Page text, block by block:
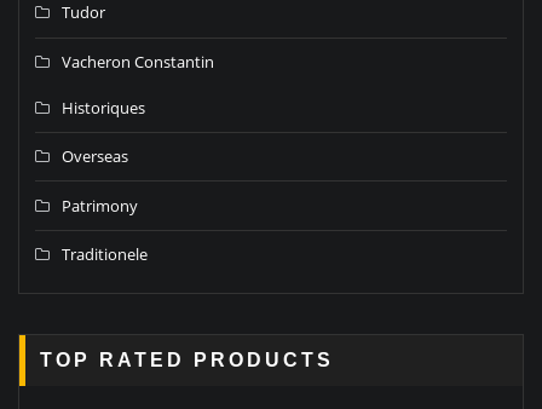
Tudor
Vacheron Constantin
Historiques
Overseas
Patrimony
Traditionele
TOP RATED PRODUCTS